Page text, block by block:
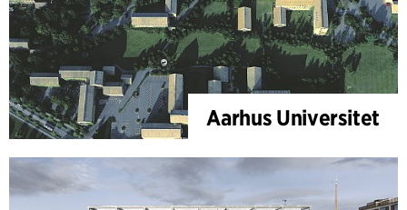
Aarhus Universitet